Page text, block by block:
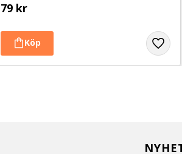
79 kr